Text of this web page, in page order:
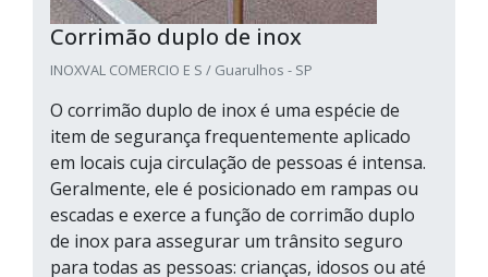
Corrimão duplo de inox
INOXVAL COMERCIO E S / Guarulhos - SP
O corrimão duplo de inox é uma espécie de
item de segurança frequentemente aplicado
em locais cuja circulação de pessoas é intensa.
Geralmente, ele é posicionado em rampas ou
escadas e exerce a função de corrimão duplo
de inox para assegurar um trânsito seguro
para todas as pessoas: crianças, idosos ou até